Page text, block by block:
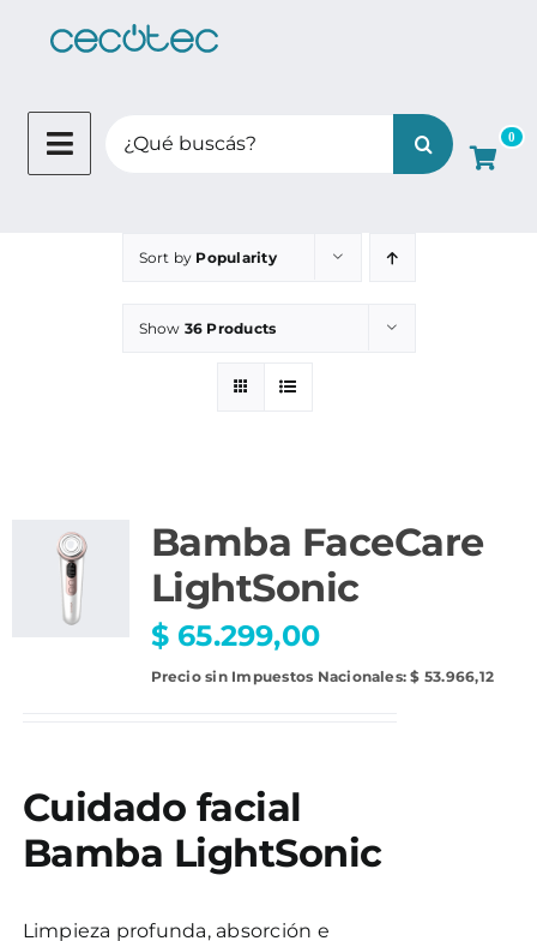
for:
0
Sort by Popularity
Show 36 Products
Bamba FaceCare
LightSonic
$65.299,00
Precio sin Impuestos Nacionales:$ 53.966,12
Cuidado facial
Bamba LightSonic
Limpieza profunda, absorción e